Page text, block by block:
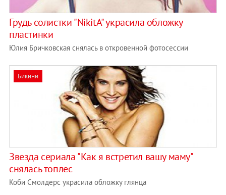
Грудь солистки "NikitA" украсила обложку
пластинки
Юлия Бричковская снялась в откровенной фотосессии
Бикини
Звезда сериала "Как я встретил вашу маму"
снялась топлес
Коби Смолдерс украсила обложку глянца